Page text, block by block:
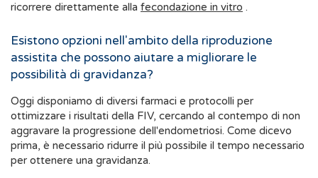
ricorrere direttamente alla fecondazione in vitro .
Esistono opzioni nell'ambito della riproduzione
assistita che possono aiutare a migliorare le
possibilità di gravidanza?
Oggi disponiamo di diversi farmaci e protocolli per
ottimizzare i risultati della FIV, cercando al contempo di non
aggravare la progressione dell'endometriosi. Come dicevo
prima, è necessario ridurre il più possibile il tempo necessario
per ottenere una gravidanza.